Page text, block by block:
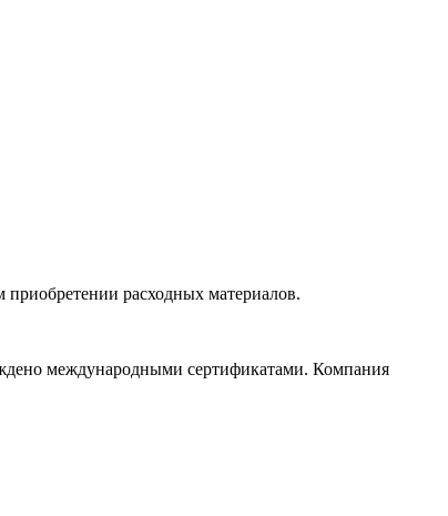
расходных материалов.
международными сертификатами. Компания